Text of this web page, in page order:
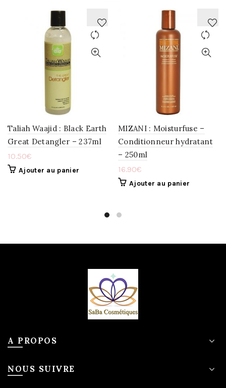
Taliah Waajid : Black Earth
Great Detangler – 237ml
10.50€
Ajouter au panier
MIZANI : Moisturfuse –
Conditionneur hydratant
– 250ml
16.90€
Ajouter au panier
A PROPOS
NOUS SUIVRE